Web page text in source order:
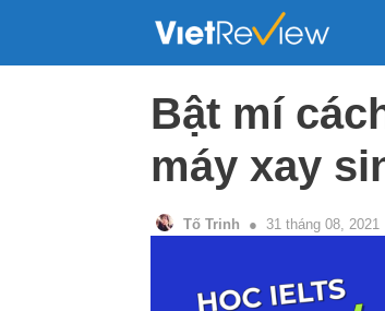
Bật mí
máy xay
Tố Trinh 31 tháng 08, 2021